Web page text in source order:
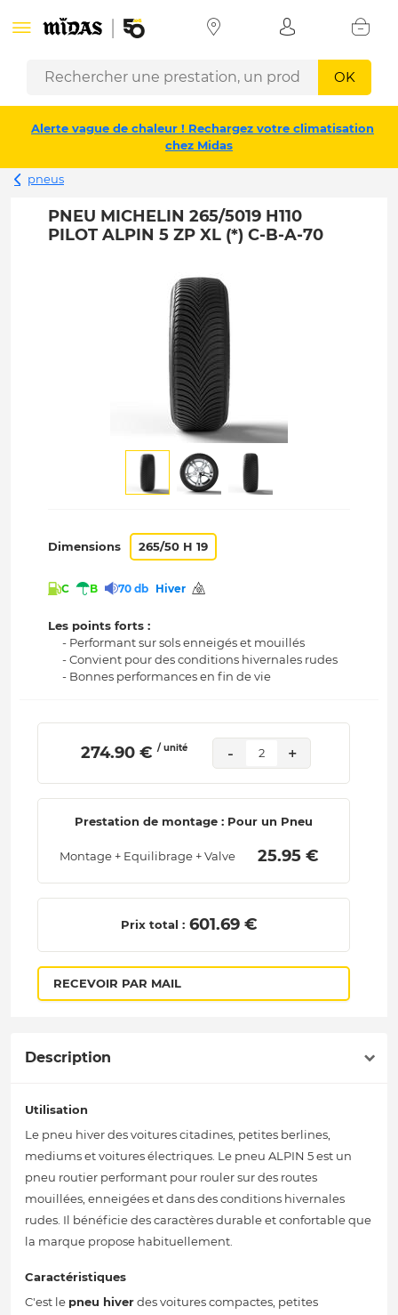
OK
Alerte vague de chaleur ! Rechargez votre climatisation
chez Midas
pneus
PNEU MICHELIN 265/5019 H110
PILOT ALPIN 5 ZP XL (*) C-B-A-70
Dimensions 265/50 H 19
C B 70 db Hiver
Les points forts :
- Performant sur sols enneigés et mouillés
- Convient pour des conditions hivernales rudes
- Bonnes performances en fin de vie
274.90 € / unité - 2 +
Prestation de montage : Pour un Pneu
Montage + Equilibrage + Valve 25.95 €
Prix total : 601.69 €
RECEVOIR PAR MAIL
Description
Utilisation
Le pneu hiver des voitures citadines, petites berlines,
mediums et voitures électriques. Le pneu ALPIN 5 est un
pneu routier performant pour rouler sur des routes
mouillées, enneigées et dans des conditions hivernales
rudes. Il bénéficie des caractères durable et confortable que
la marque propose habituellement.
Caractéristiques
C'est le pneu hiverdes voitures compactes, petites